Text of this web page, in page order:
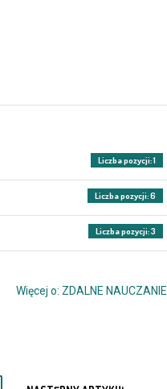
Liczba pozycji: 1
Liczba pozycji: 6
Liczba pozycji: 3
Więcej o: ZDALNE NAUCZANIE